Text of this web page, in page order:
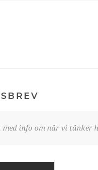
info om när vi tänker